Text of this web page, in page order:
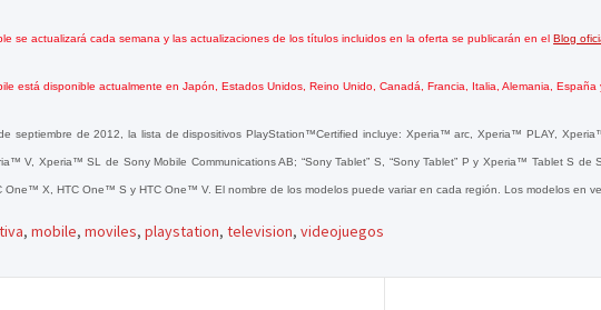
se actualizará cada semana y las actualizaciones de los títulos incluidos en la oferta se publicarán enelBlog
está disponible actualmente en Japón, Estados Unidos, Reino Unido, Canadá, Francia, Italia, Alemania, España
septiembre de 2012, la lista de dispositivos PlayStation™Certified incluye: Xperia™ arc, Xperia™ PLAY,
V, Xperia™ SL de Sony Mobile Communications AB; “Sony Tablet” S, “Sony Tablet” P y Xperia™ Tablet S de
One™ X, HTC One™ S y HTC One™ V. El nombre de los modelos puede variar en cada región. Los modelos en
,mobile,moviles,playstation,television,videojuegos